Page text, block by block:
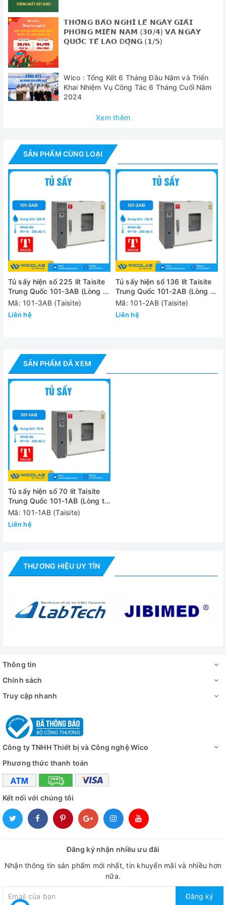
✅ Ngoài ra tủ còn được trang bị chức năng cảnh báo quá
nhiệt giúp quá trình sấy trở nên an toàn với cả người và
mẫu.
Cung cấp bao gồm
- Tủ sấy 101-2AB : 1 chiếc
- Giá để mẫu sấy: 2 chiếc
Model 101-1AB
Chế độ đối lưu
Đối lưu cưỡng bức
Thể tích 70 lít
Nhiệt độ max 250 độ C
Độ phân giải
nhiệt độ
0,1 độ C
Độ đồng đều
nhiệt độ
±1 độ C
Cài đặt thời
gian từ
1 – 9999 phút
Bộ điều khiển Cài đặt nhiệt độ và thời gian sấy
Vật liệu bên
trong
Inox
ngoài
Thép phủ sơn tĩnh điện
Công suất định
mức
1.6 kW
Nguồn điện
Kích thước
buồng (WxDxH)
500 x 350 x 450 mm
Kích thước máy
(WxDxH)
Đánh giá
𝗧𝗛𝗢̂𝗡𝗚 𝗕𝗔́𝗢 𝗡𝗚𝗛𝗜̉ 𝗟𝗘̂̃ 𝗡𝗚𝗔̀𝗬 𝗚𝗜𝗔̉𝗜
𝗣𝗛𝗢́𝗡𝗚 𝗠𝗜𝗘̂̀𝗡 𝗡𝗔𝗠 (𝟯𝟬/𝟰) 𝗩𝗔̀ 𝗡𝗚𝗔̀𝗬
𝗤𝗨𝗢̂́𝗖 𝗧𝗘̂́ 𝗟𝗔𝗢 Đ𝗢̣̂𝗡𝗚 (𝟭/𝟱)
Wico : Tổng Kết 6 Tháng Đầu Năm và Triển
Khai Nhiệm Vụ Công Tác 6 Tháng Cuối Năm
2024
Xem thêm
SẢN PHẨM CÙNG LOẠI
Tủ sấy hiện số 225 lít Taisite
Trung Quốc 101-3AB (Lòng tủ
Inox)
Mã: 101-3AB (Taisite)
Liên hệ
Tủ sấy hiện số 136 lít Taisite
Trung Quốc 101-2AB (Lòng tủ
Inox)
Mã: 101-2AB (Taisite)
Liên hệ
SẢN PHẨM ĐÃ XEM
Tủ sấy hiện số 70 lít Taisite
Trung Quốc 101-1AB (Lòng tủ
Inox)
Mã: 101-1AB (Taisite)
Liên hệ
THƯƠNG HIỆU UY TÍN
Thông tin
Chính sách
Truy cập nhanh
Công ty TNHH Thiết bị và Công nghệ Wico
Phương thức thanh toán
Kết nối với chúng tôi
Đăng ký nhận nhiều ưu đãi
Nhận thông tin sản phẩm mới nhất, tin khuyến mãi và nhiều hơn
nữa.
Đăng ký